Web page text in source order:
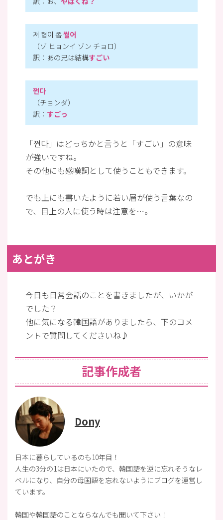
저 형이 좀쩔어
（ゾ ヒョンイ ゾン チョロ）
訳：あの兄は結構すごい
쩐다
（チョンダ）
訳： すごっ
「쩐다」はどっちかと言うと「すごい」の意味
が強いですね。
その他にも感嘆詞として使うこともできます。
でも上にも書いたように若い層が使う言葉なの
で、目上の人に使う時は注意を…。
あとがき
今日も日常会話のことを書きましたが、いかが
でした？
他に気になる韓国語がありましたら、下のコメ
ントで質問してくださいね♪
記事作成者
Dony
日本に暮らしているのも10年目！
人生の3分の1は日本にいたので、韓国語を逆に忘れそうなレ
ベルになり、自分の母国語を忘れないようにブログを運営し
ています。
韓国や韓国語のことならなんでも聞いて下さい！